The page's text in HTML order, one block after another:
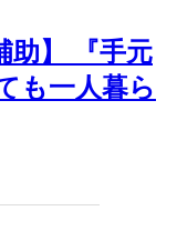
助】 『手元
も一人暮ら